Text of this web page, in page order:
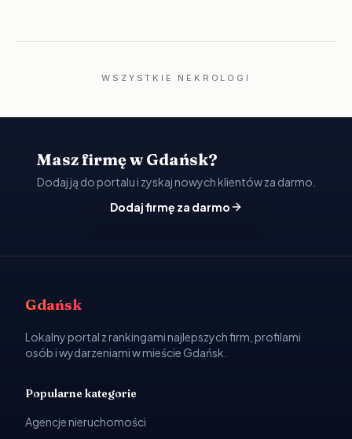
WSZYSTKIE NEKROLOGI
Masz firmę w Gdańsk?
Dodaj ją do portalu i zyskaj nowych klientów za darmo.
Dodaj firmę za darmo
Gdańsk
Lokalny portal z rankingami najlepszych firm, profilami
osób i wydarzeniami w mieście Gdańsk.
Popularne kategorie
Agencje nieruchomości